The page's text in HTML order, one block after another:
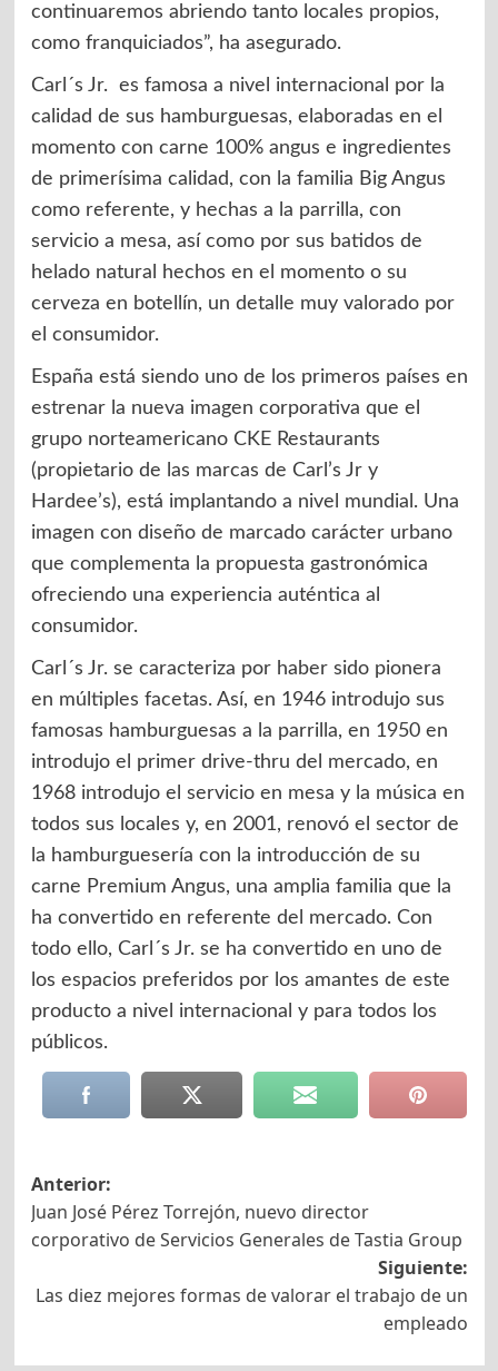
continuaremos abriendo tanto locales propios,
como franquiciados”, ha asegurado.
Carl´s Jr. es famosa a nivel internacional por la
calidad de sus hamburguesas, elaboradas en el
momento con carne 100% angus e ingredientes
de primerísima calidad, con la familia Big Angus
como referente, y hechas a la parrilla, con
servicio a mesa, así como por sus batidos de
helado natural hechos en el momento o su
cerveza en botellín, un detalle muy valorado por
el consumidor.
España está siendo uno de los primeros países en
estrenar la nueva imagen corporativa que el
grupo norteamericano CKE Restaurants
(propietario de las marcas de Carl’s Jr y
Hardee’s), está implantando a nivel mundial. Una
imagen con diseño de marcado carácter urbano
que complementa la propuesta gastronómica
ofreciendo una experiencia auténtica al
consumidor.
Carl´s Jr. se caracteriza por haber sido pionera
en múltiples facetas. Así, en 1946 introdujo sus
famosas hamburguesas a la parrilla, en 1950 en
introdujo el primer drive-thru del mercado, en
1968 introdujo el servicio en mesa y la música en
todos sus locales y, en 2001, renovó el sector de
la hamburguesería con la introducción de su
carne Premium Angus, una amplia familia que la
ha convertido en referente del mercado. Con
todo ello, Carl´s Jr. se ha convertido en uno de
los espacios preferidos por los amantes de este
producto a nivel internacional y para todos los
públicos.
Navegación
de
entradas
Anterior:
Juan José Pérez Torrejón, nuevo director
corporativo de Servicios Generales de Tastia Group
Siguiente:
Las diez mejores formas de valorar el trabajo de un
empleado